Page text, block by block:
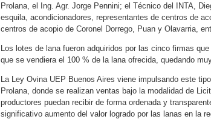
Prolana, el Ing. Agr. Jorge Pennini; el Técnico del INTA,
esquila, acondicionadores, representantes de centros de
centros de acopio de Coronel Dorrego, Puan y Olavarria,
Los lotes de lana fueron adquiridos por las cinco firmas
que se vendiera el 100 % de la lana ofrecida, quedando
La Ley Ovina UEP Buenos Aires viene impulsando este
Prolana, donde se realizan ventas bajo la modalidad de
productores puedan recibir de forma ordenada y
significativo aumento del valor logrado por las lanas en la